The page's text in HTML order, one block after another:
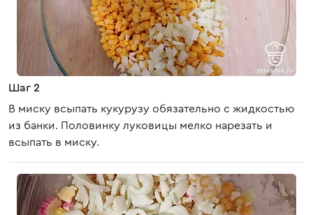
Шаг 2
В миску всыпать кукурузу обязательно с жидкостью
из банки. Половинку луковицы мелко нарезать и
всыпать в миску.